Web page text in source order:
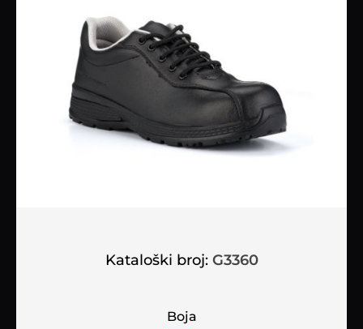
Kataloški broj: G3360
Boja